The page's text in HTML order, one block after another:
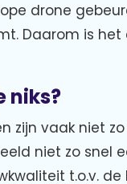
drone
Daarom is
niks?
zijn vaak niet
niet zo snel
t.o.v.